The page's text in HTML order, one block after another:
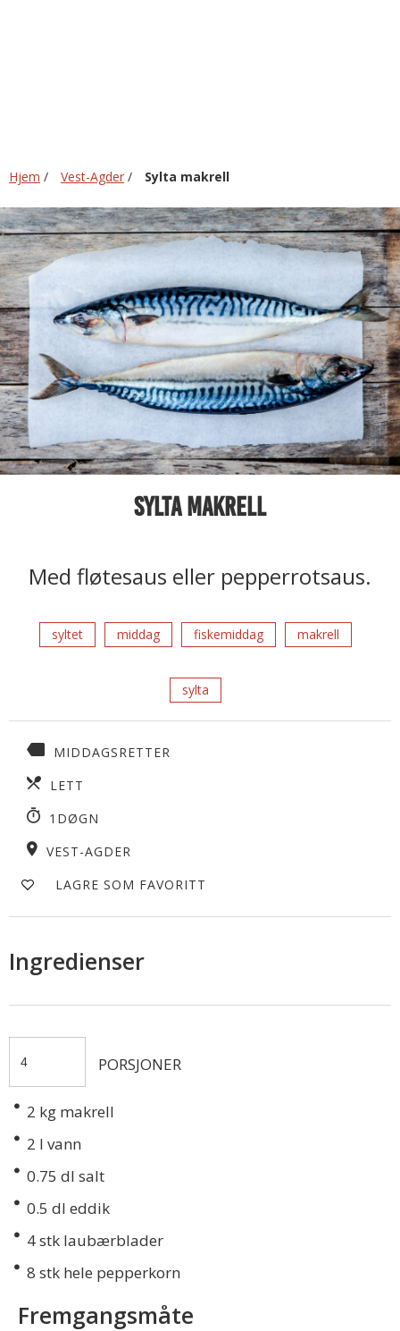
Hjem / Vest-Agder / Sylta makrell
Sylta makrell
Med fløtesaus eller pepperrotsaus.
syltet middag fiskemiddag makrell
sylta
MIDDAGSRETTER
LETT
1DØGN
VEST-AGDER
LAGRE SOM FAVORITT
Ingredienser
PORSJONER
2 kg makrell
2 l vann
0.75 dl salt
0.5 dl eddik
4stk laubærblader
8 stk hele pepperkorn
Fremgangsmåte